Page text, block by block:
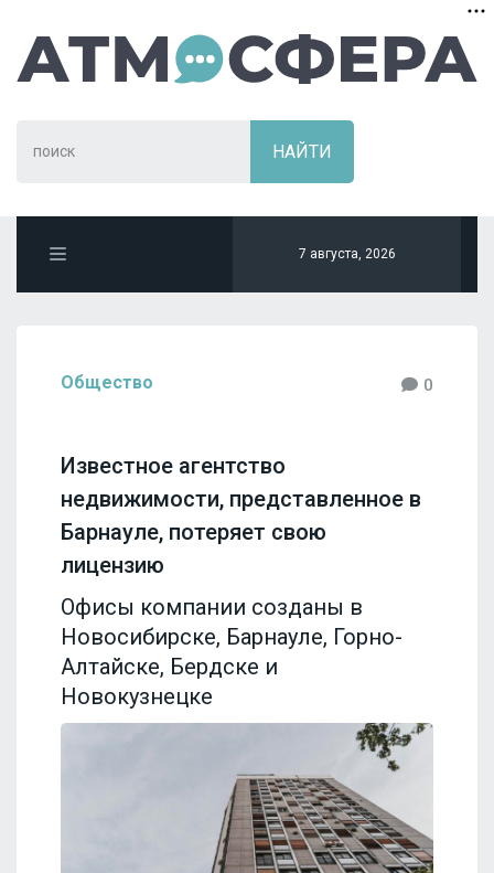
7 августа, 2026
Общество 0
Известное агентство
недвижимости, представленное в
Барнауле, потеряет свою
лицензию
Офисы компании созданы в
Новосибирске, Барнауле, Горно-
Алтайске, Бердске и
Новокузнецке